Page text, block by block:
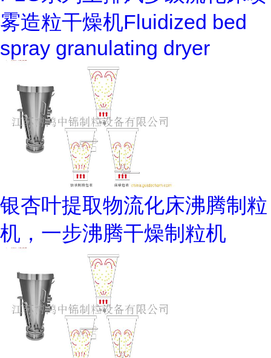
雾造粒干燥机Fluidized bed
spray granulating dryer
银杏叶提取物流化床沸腾制粒
机，一步沸腾干燥制粒机